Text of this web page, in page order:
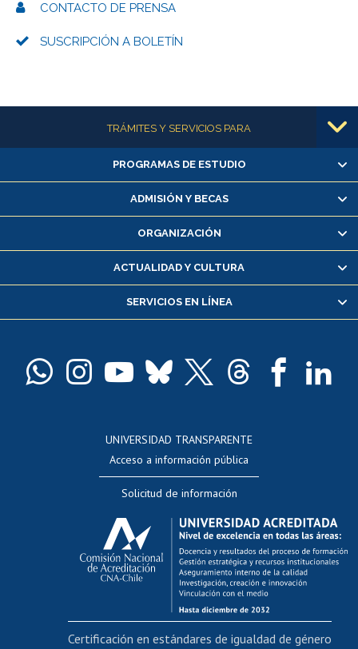
CONTACTO DE PRENSA
SUSCRIPCIÓN A BOLETÍN
Más informaciónTRÁMITES Y SERVICIOS PARA
Alumnas/os y exalumnas/os
Matrícula en línea
Inscripción y cambio de asignaturas
Consulta y certificado de notas
Servicio médico y dental
Pago de arancel y crédito alumnos
Docentes
Evaluación docente
Calificación académica
Postulación al AUCAI
Funcionarias/os
Cursos internos de capacitación
Bienestar del personal
Portal de movilidad interna
PROGRAMAS DE ESTUDIO
ADMISIÓN Y BECAS
ORGANIZACIÓN
ACTUALIDAD Y CULTURA
SERVICIOS EN LÍNEA
UNIVERSIDAD TRANSPARENTE
Acceso a información pública
Solicitud de información
Certificación en estándares de igualdad de género